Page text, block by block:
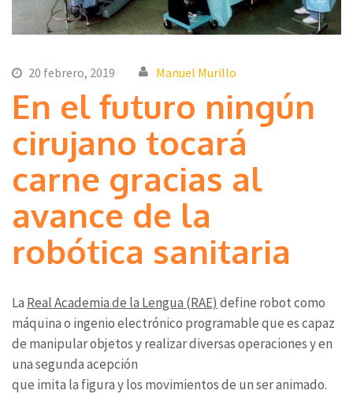
20 febrero, 2019 Manuel Murillo
En el futuro ningún
cirujano tocará
carne gracias al
avance de la
robótica sanitaria
La Real Academia de la Lengua (RAE) define robot como
máquina o ingenio electrónico programable que es capaz
de manipular objetos y realizar diversas operaciones y en
una segunda acepción
que imita la figura y los movimientos de un ser animado.